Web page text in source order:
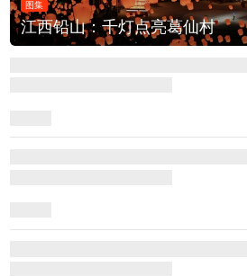
图集
江西铅山：千灯点亮葛仙村